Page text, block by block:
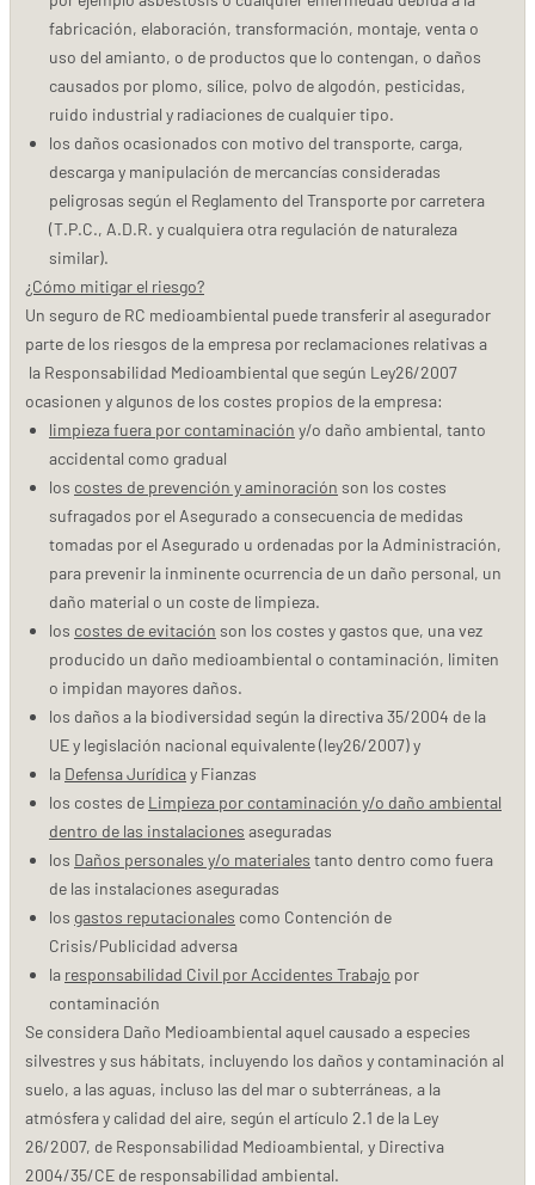
fabricación, elaboración, transformación, montaje, venta o
uso del amianto, o de productos que lo contengan, o daños
causados por plomo, sílice, polvo de algodón, pesticidas,
ruido industrial y radiaciones de cualquier tipo.
los daños ocasionados con motivo del transporte, carga,
descarga y manipulación de mercancías consideradas
peligrosas según el Reglamento del Transporte por carretera
(T.P.C., A.D.R. y cualquiera otra regulación de naturaleza
similar).
¿Cómo mitigar el riesgo?
Un seguro de RC medioambiental puede transferir al asegurador
parte de los riesgos de la empresa por reclamaciones relativas a
la Responsabilidad Medioambiental que según Ley26/2007
ocasionen y algunos de los costes propios de la empresa:
limpieza fuera por contaminación y/o daño ambiental, tanto
accidental como gradual
los costes de prevención y aminoración son los costes
sufragados por el Asegurado a consecuencia de medidas
tomadas por el Asegurado u ordenadas por la Administración,
para prevenir la inminente ocurrencia de un daño personal, un
daño material o un coste de limpieza.
los costes de evitación son los costes y gastos que, una vez
producido un daño medioambiental o contaminación, limiten
o impidan mayores daños.
los daños a la biodiversidad según la directiva 35/2004 de la
UE y legislación nacional equivalente (ley26/2007) y
la Defensa Jurídicay Fianzas
los costes de Limpieza por contaminación y/o daño ambiental
dentro de las instalaciones aseguradas
los Daños personales y/o materiales tanto dentro como fuera
de las instalaciones aseguradas
los gastos reputacionales como Contención de
Crisis/Publicidad adversa
la responsabilidad Civil por Accidentes Trabajo por
contaminación
Se considera Daño Medioambiental aquel causado a especies
silvestres y sus hábitats, incluyendo los daños y contaminación al
suelo, a las aguas, incluso las del mar o subterráneas, a la
atmósfera y calidad del aire, según el artículo 2.1 de la Ley
26/2007, de Responsabilidad Medioambiental, y Directiva
2004/35/CE de responsabilidad ambiental.